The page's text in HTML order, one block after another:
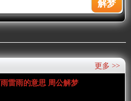
更多 >>
雷雨的意思 周公解梦